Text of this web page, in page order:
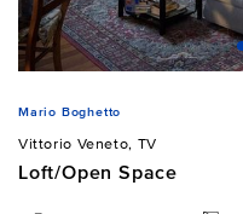
Mario Boghetto
Vittorio Veneto, TV
Loft/Open Space